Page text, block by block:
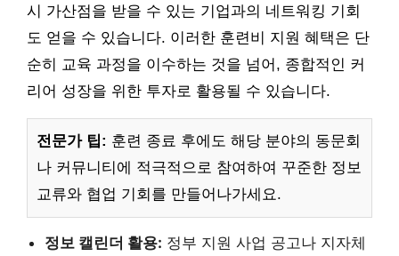
시 가산점을 받을 수 있는 기업과의 네트워킹 기회
도 얻을 수 있습니다. 이러한 훈련비 지원 혜택은 단
순히 교육 과정을 이수하는 것을 넘어, 종합적인 커
리어 성장을 위한 투자로 활용될 수 있습니다.
전문가 팁: 훈련 종료 후에도 해당 분야의 동문회
나 커뮤니티에 적극적으로 참여하여 꾸준한 정보
교류와 협업 기회를 만들어나가세요.
정보 캘린더 활용: 정부 지원 사업 공고나 지자체